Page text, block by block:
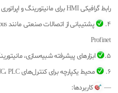
رابط گرافیکی HMI برای مانیتورینگ و اپراتوری ماشین‌آلات
4.
Profinet
5.
ابزارهای پیشرفته شبیه‌سازی،
6.
محیط یکپارچه برای کنترل‌های CNC، PLC و Motion Control
—
کاربردها: